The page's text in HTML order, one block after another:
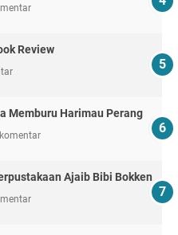
Review
Memburu Harimau Perang
Ajaib Bibi Bokken